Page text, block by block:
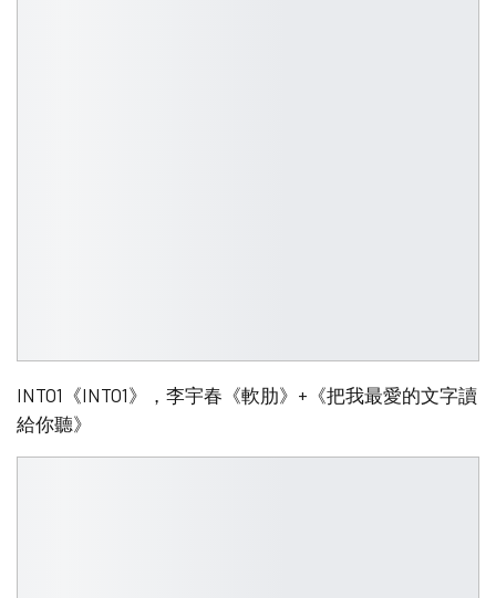
INTO1《INTO1》，李宇春《軟肋》+《把我最愛的文字讀
給你聽》